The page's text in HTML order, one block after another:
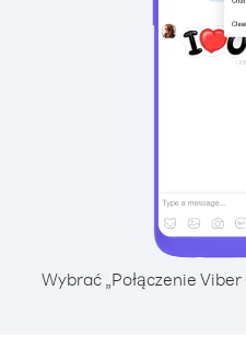
Wybrać „Połączenie